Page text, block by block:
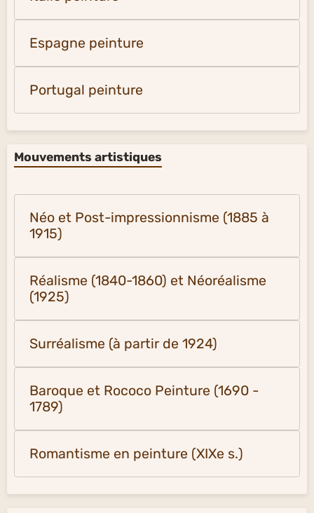
Espagne peinture
Portugal peinture
Mouvements artistiques
Néo et Post-impressionnisme (1885 à
1915)
Réalisme (1840-1860) et Néoréalisme
(1925)
Surréalisme (à partir de 1924)
Baroque et Rococo Peinture (1690 -
1789)
Romantisme en peinture (XIXe s.)